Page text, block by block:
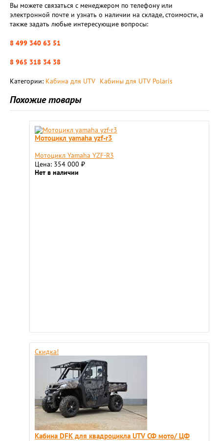
Вы можете связаться с менеджером по телефону или
электронной почте и узнать о наличии на складе, стоимости, а
также задать любые интересующие вопросы:
8 499 340 63 51
8 965 318 34 38
Категории: Кабина для UTV Кабины для UTV Polaris
Похожие товары
Мотоцикл yamaha yzf-r3
Мотоцикл Yamaha YZF-R3
Цена: 354 000 ₽
Нет в наличии
Скидка!
Кабина DFK для квадроцикла UTV СФ мото/ ЦФ